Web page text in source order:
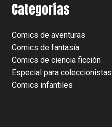
Categorías
Comics de aventuras
Comics de fantasía
Comics de ciencia ficción
Especial para coleccionistas
Comics infantiles